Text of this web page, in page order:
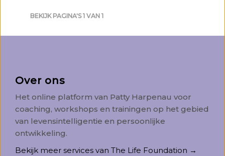
BEKIJK PAGINA'S 1 VAN 1
Over ons
Het online platform van Patty Harpenau voor
coaching, workshops en trainingen op het gebied
van levensintelligentie en persoonlijke
ontwikkeling.
Bekijk meer services van The Life Foundation →